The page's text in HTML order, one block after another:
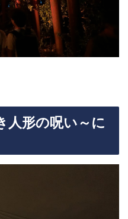
人形の呪い～に